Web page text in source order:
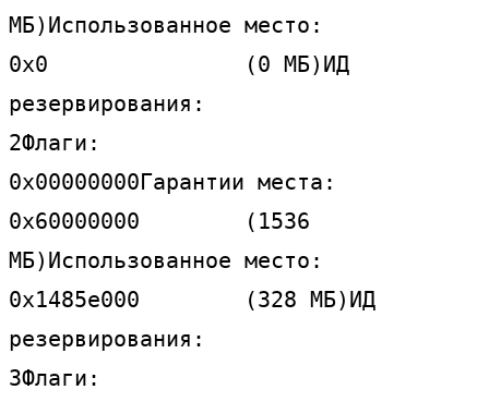
МБ) Использованное место:
0x0               (0 МБ) ИД
резервирования:
2Флаги:
0x00000000Гарантии места:
0x60000000        (1536
МБ) Использованное место:
0x1485e000        (328 МБ) ИД
резервирования:
3Флаги: